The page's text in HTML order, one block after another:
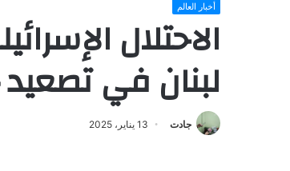
أخبار العالم
الاحتلال
لبنان في
جادت 13 يناير، 2025